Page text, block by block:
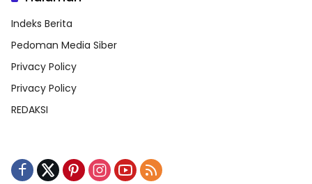
Indeks Berita
Pedoman Media Siber
Privacy Policy
Privacy Policy
REDAKSI